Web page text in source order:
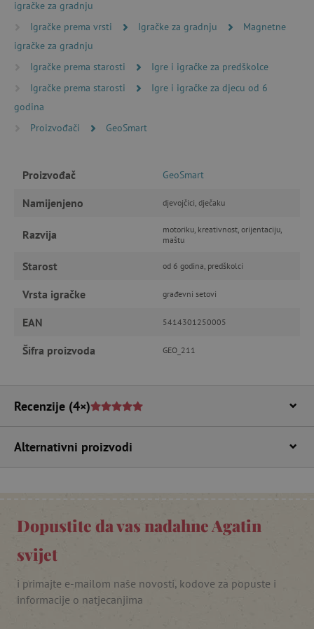
igračke za gradnju
Igračke prema vrsti
Igračke za gradnju
Magnetne
igračke za gradnju
Igračke prema starosti
Igre i igračke za predškolce
Igračke prema starosti
Igre i igračke za djecu od 6
godina
Proizvođači
GeoSmart
Proizvođač GeoSmart
Namijenjeno djevojčici, dječaku
Razvija
motoriku, kreativnost, orijentaciju,
maštu
Starost od 6 godina, predškolci
Vrsta igračke građevni setovi
EAN 5414301250005
Šifra proizvoda GEO_211
Recenzije (4×)
Alternativni proizvodi
Dopustite da vas nadahne Agatin
svijet
i primajte e-mailom naše novosti, kodove za popuste i
informacije o natjecanjima
Nužno potrebni kolačići
Ciljanost
Funkcionalnost
funkcionalnost internetske stranice, kao što su
računa. Internetsku stranicu ne možete
_lb_ccc
featureFlagCheckoutExperimentVariant www.agatinsvijet.hr